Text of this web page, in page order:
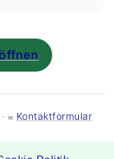
·✉ Kontaktformular